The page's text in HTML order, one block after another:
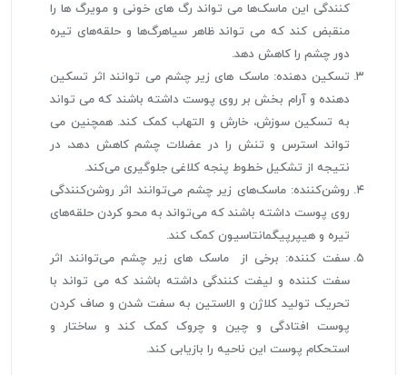
کنندگی این ماسک‌ها می تواند رگ های خونی و مویرگ ها را
منقبض کند که می تواند ظاهر سیاهرگ‌ها و حلقه‌های تیره
دور چشم را کاهش دهد.
تسکین دهنده: ماسک های زیر چشم می توانند اثر تسکین
دهنده و آرام بخش بر روی پوست داشته باشند که می تواند
به تسکین سوزش، خارش و التهاب کمک کند. همچنین می
تواند استرس و تنش را در عضلات چشم کاهش دهد، در
نتیجه از تشکیل خطوط پنجه کلاغی جلوگیری می‌کند.
روشن‌کننده: ماسک‌های زیر چشم می‌توانند اثر روشن‌کنندگی
روی پوست داشته باشند که می‌تواند به محو کردن حلقه‌های
تیره و هیپرپیگمانتاسیون کمک کند.
سفت کننده: برخی از ماسک های زیر چشم می‌توانند اثر
سفت کننده و لیفت کنندگی داشته باشند که می تواند با
تحریک تولید کلاژن و الاستین به سفت شدن و صاف کردن
پوست افتادگی و چین و چروک کمک کند و ساختار و
استحکام پوست این ناحیه را بازیابی کند.